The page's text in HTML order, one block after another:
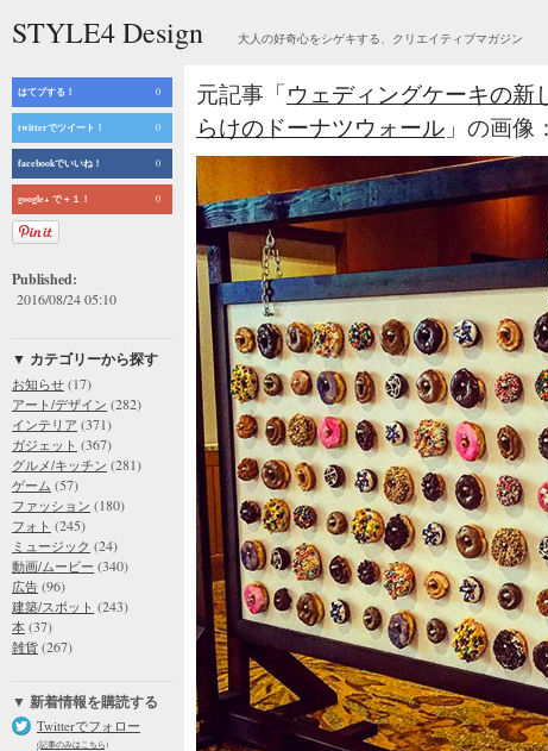
STYLE4 Design 大人の好奇心をシゲキする、クリエイティブマガジン
はてブする！ 0
twitterでツイート！ 0
facebookでいいね！ 0
google+ で＋１！ 0
Published:
2016/08/24 05:10
▼ カテゴリーから探す
お知らせ (17)
アート/デザイン (282)
インテリア (371)
ガジェット (367)
グルメ/キッチン (281)
ゲーム (57)
ファッション (180)
フォト (245)
ミュージック (24)
動画/ムービー (340)
広告 (96)
建築/スポット (243)
本 (37)
雑貨 (267)
▼ 新着情報を購読する
Twitterでフォロー
(記事のみはこちら)
元記事「ウェディングケーキの新
らけのドーナツウォール 」の画像